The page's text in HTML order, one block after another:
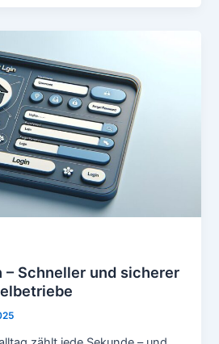
– Schneller und sicherer